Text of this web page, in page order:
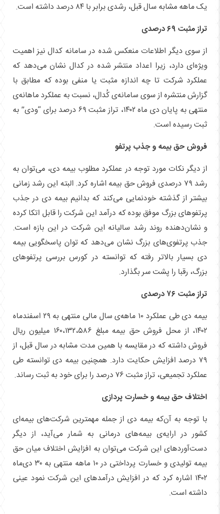
یک ماهه مشابه سال قبل، رشدی برابر با ۸۴ درصد داشته است.
تراز مثبت ۶۹ درصدی
از سوی دیگر اطلاعات منعکس شده در سامانه کدال نیز اهمیت
ویژه‌ای دارد، زیرا اعداد منتشر شده در کدال نشان می‌دهد که
عملکرد شرکت تا چه اندازه مثبت یا منفی بوده که مطابق با
گزارش منتشره از سوی سامانه‌ی کُدال، نسبت به عملکرد ماهانه‌ی
منتهی به پایان دی ماه ۱۴۰۲، تراز مثبت ۶۹ درصد برای “ودی” به
ثبت رسیده است.
فروش حق بیمه و جذب پرتفو
از دیگر نکات مورد توجه در عملکرد مطلوب بیمه دی، می‌توان به
رشد ۷۹ درصدی فروش حق بیمه اشاره کرد. البته این رشد زمانی
بیشتر از گذشته خودنمایی می‌کند که بدانیم بیمه دی در جذب
پرتفو‌های بزرگ موفق بوده که درآمد این شرکت را قابل اتکا کرده
و نشان‌دهنده روند رشد سالیانه این شرکت در این بازه است.
جذب پرتفوی‌های بزرگ نشان می‌دهد که توان پاسخگویی بیمه
دی بسیار بالاتر رفته که توانسته در کورس بررسی پرتفو‌های
بزرگ، رقبا را پشت سر بگذارد.
تراز مثبت ۷۶ درصدی
بیمه دی طی عملکرد ۱۰ ماهه‌ی سال مالی منتهی به ۲۹ اسفندماه
۱۴۰۲، از محل فروش حق بیمه مبلغ ۱۶۰،۱۳۲،۵۸۶ میلیون ریال
فروش داشته که در مقایسه با همین مدت مشابه در سال قبل، از
۷۹ درصد افزایش حکایت دارد. همچنین بیمه دی توانسته طی
عملکرد تجمیعی، تراز مثبت ۷۶ درصد را برای خود به ثبت رساند.
اختلاف حق بیمه و خسارت پردازی
با توجه به آن‌که بیمه دی از جمله مهمترین شرکت‌های بیمه‌ای
کشور در ارایه‌ی بیمه‌های درمانی به شمار می‌آید، از دیگر
دست‌آورد‌های این شرکت می‌توان به افزایش اختلاف میان حق
بیمه تولیدی و خسارت پرداختی در ۱۰ ماهه منتهی به ۳۰ دی‌ماه
۱۴۰۲ اشاره کرد که در افزایش درآمد‌های این شرکت نمود عینی
داشته است.